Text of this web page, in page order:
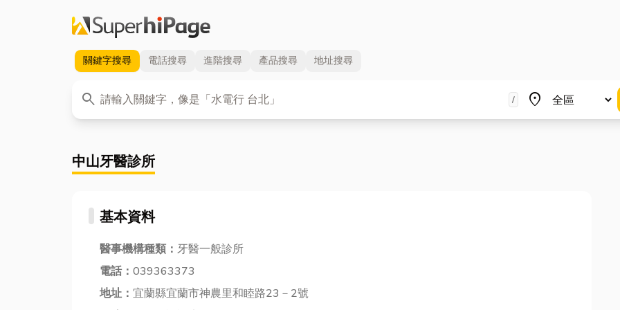
關鍵字搜尋 電話搜尋 進階搜尋 產品搜尋 地址搜尋
search
關鍵字 / place
地區
中山牙醫診所
基本資料
醫事機構種類： 牙醫一般診所
電話： 039363373
地址： 宜蘭縣宜蘭市神農里和睦路23－2號